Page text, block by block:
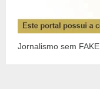
Jornalismo sem FAKE